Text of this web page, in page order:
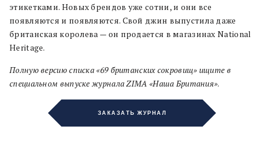
этикетками. Новых брендов уже сотни, и они все
появляются и появляются. Свой джин выпустила даже
британская королева — он продается в магазинах National
Heritage.
Полную версию списка «69 британских сокровищ» ищите в
специальном выпуске журнала ZIMA «Наша Британия».
ЗАКАЗАТЬ ЖУРНАЛ